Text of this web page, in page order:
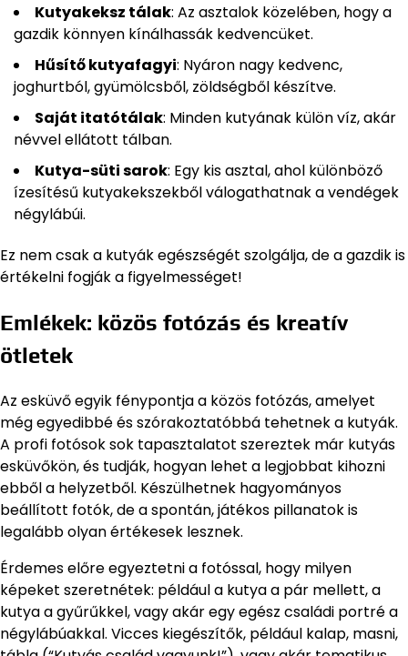
Kutyakeksz tálak: Az asztalok közelében, hogy a
gazdik könnyen kínálhassák kedvencüket.
Hűsítő kutyafagyi: Nyáron nagy kedvenc,
joghurtból, gyümölcsből, zöldségből készítve.
Saját itatótálak: Minden kutyának külön víz, akár
névvel ellátott tálban.
Kutya-süti sarok: Egy kis asztal, ahol különböző
ízesítésű kutyakekszekből válogathatnak a vendégek
négylábúi.
Ez nem csak a kutyák egészségét szolgálja, de a gazdik is
értékelni fogják a figyelmességet!
Emlékek: közös fotózás és kreatív
ötletek
Az esküvő egyik fénypontja a közös fotózás, amelyet
még egyedibbé és szórakoztatóbbá tehetnek a kutyák.
A profi fotósok sok tapasztalatot szereztek már kutyás
esküvőkön, és tudják, hogyan lehet a legjobbat kihozni
ebből a helyzetből. Készülhetnek hagyományos
beállított fotók, de a spontán, játékos pillanatok is
legalább olyan értékesek lesznek.
Érdemes előre egyeztetni a fotóssal, hogy milyen
képeket szeretnétek: például a kutya a pár mellett, a
kutya a gyűrűkkel, vagy akár egy egész családi portré a
négylábúakkal. Vicces kiegészítők, például kalap, masni,